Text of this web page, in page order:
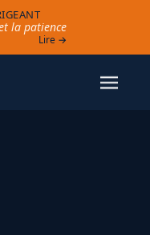
la patience
Lire →